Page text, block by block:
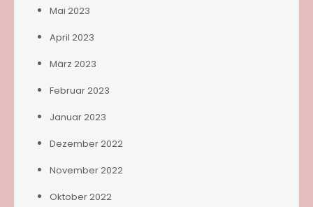
Mai 2023
April 2023
März 2023
Februar 2023
Januar 2023
Dezember 2022
November 2022
Oktober 2022